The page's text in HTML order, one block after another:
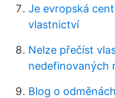
Je evropská
vlastnictví
Nelze přečíst
nedefinovaných
Blog o